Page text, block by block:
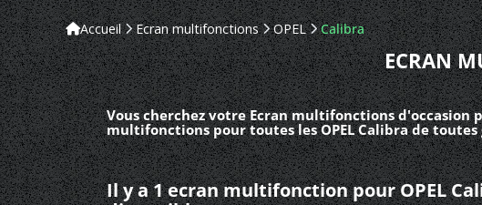
Accueil Ecran multifonctions OPEL Calibra
ECRAN
Vous cherchez votre Ecran multifonctions d'occasion
multifonctions pour toutes les OPEL Calibra de toutes
Il y a 1 ecran multifonction pour OPEL